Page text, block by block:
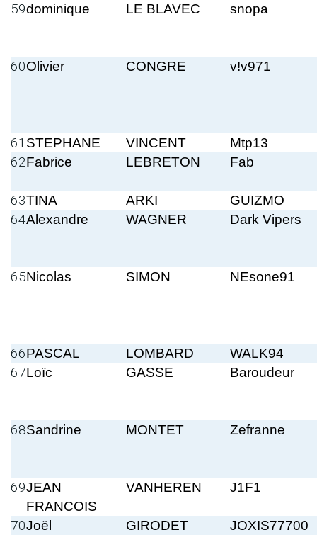
59dominique LE BLAVEC snopa
60Olivier CONGRE v!v971
61 STEPHANE VINCENT Mtp13
62Fabrice LEBRETON Fab
63TINA ARKI GUIZMO
64Alexandre WAGNER Dark Vipers
65Nicolas SIMON NEsone91
66PASCAL LOMBARD WALK94
67Loïc GASSE Baroudeur
68Sandrine MONTET Zefranne
69JEAN
FRANCOIS
VANHEREN J1F1
70Joël GIRODET JOXIS77700